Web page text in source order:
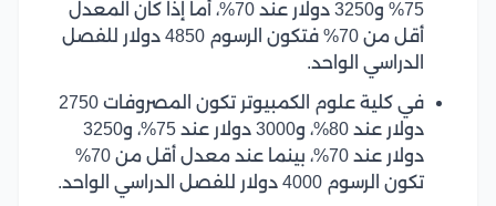
75% و3250 دولار عند 70%، أما إذا كان المعدل
أقل من 70% فتكون الرسوم 4850 دولار للفصل
الدراسي الواحد.
في كلية علوم الكمبيوتر تكون المصروفات 2750
دولار عند 80%، و3000 دولار عند 75%، و3250
دولار عند 70%، بينما عند معدل أقل من 70%
تكون الرسوم 4000 دولار للفصل الدراسي الواحد.